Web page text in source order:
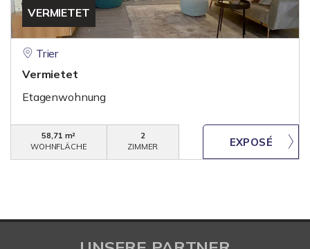
VERMIETET
Trier
Vermietet
Etagenwohnung
58,71 m²
WOHNFLÄCHE
2
ZIMMER